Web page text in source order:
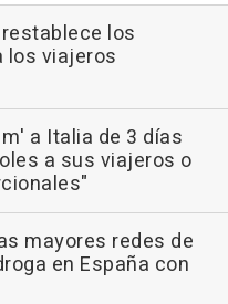
los
viajeros
a Italia de 3 días
a sus viajeros o
mayores redes de
en España con